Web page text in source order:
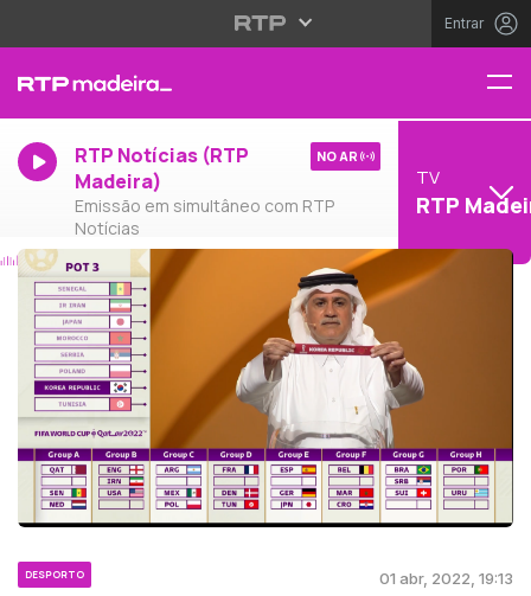
Entrar
RTP Notícias (RTP
Madeira)
Emissão em simultâneo com RTP
Notícias
NO AR
TV
RTP
DESPORTO 01 abr, 2022, 19:13